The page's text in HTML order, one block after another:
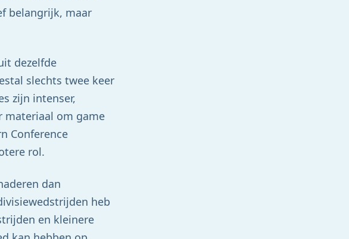
belangrijk, maar
dezelfde
slechts twee keer
zijn intenser,
materiaal om game
Conference
rol.
dan
heb
en kleinere